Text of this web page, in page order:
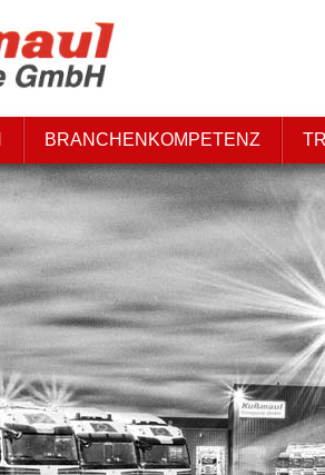
BRANCHENKOMPETENZ